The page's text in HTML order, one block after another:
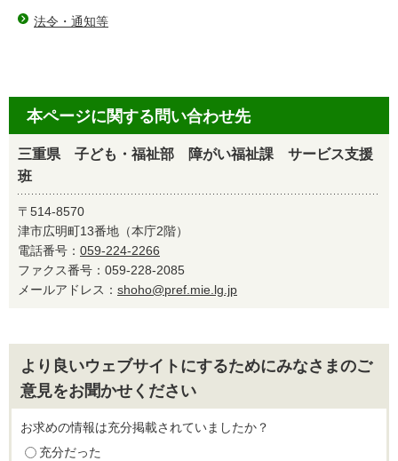
法令・通知等
本ページに関する問い合わせ先
三重県 子ども・福祉部 障がい福祉課 サービス支援
班
〒514-8570
津市広明町13番地（本庁2階）
電話番号： 059-224-2266
ファクス番号：059-228-2085
メールアドレス： shoho@pref.mie.lg.jp
より良いウェブサイトにするためにみなさまのご
意見をお聞かせください
お求めの情報は充分掲載されていましたか？
充分だった